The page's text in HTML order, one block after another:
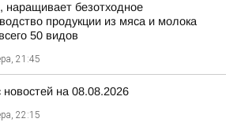
наращивает безотходное
продукции из мяса и молока
50 видов
21:45
новостей на 08.08.2026
22:15